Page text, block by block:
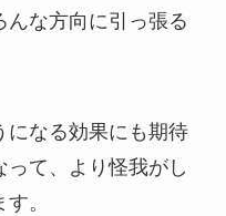
んな方向に引っ張る
になる効果にも期待
て、より怪我がし
。